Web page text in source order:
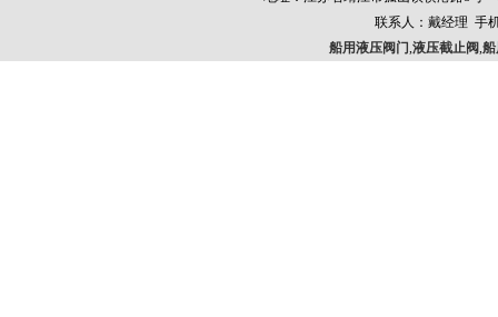
联系人：戴经理 手
船用液压阀门,液压截止阀,船